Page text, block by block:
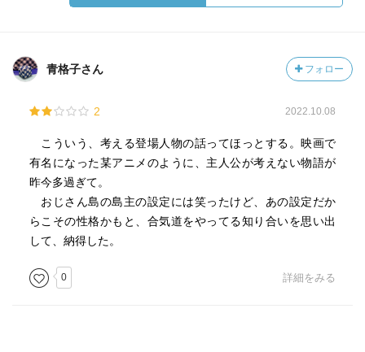
青格子さん フォロー
2 2022.10.08
こういう、考える登場人物の話ってほっとする。映画で
有名になった某アニメのように、主人公が考えない物語が
昨今多過ぎて。
おじさん島の島主の設定には笑ったけど、あの設定だか
らこその性格かもと、合気道をやってる知り合いを思い出
して、納得した。
0 詳細をみる